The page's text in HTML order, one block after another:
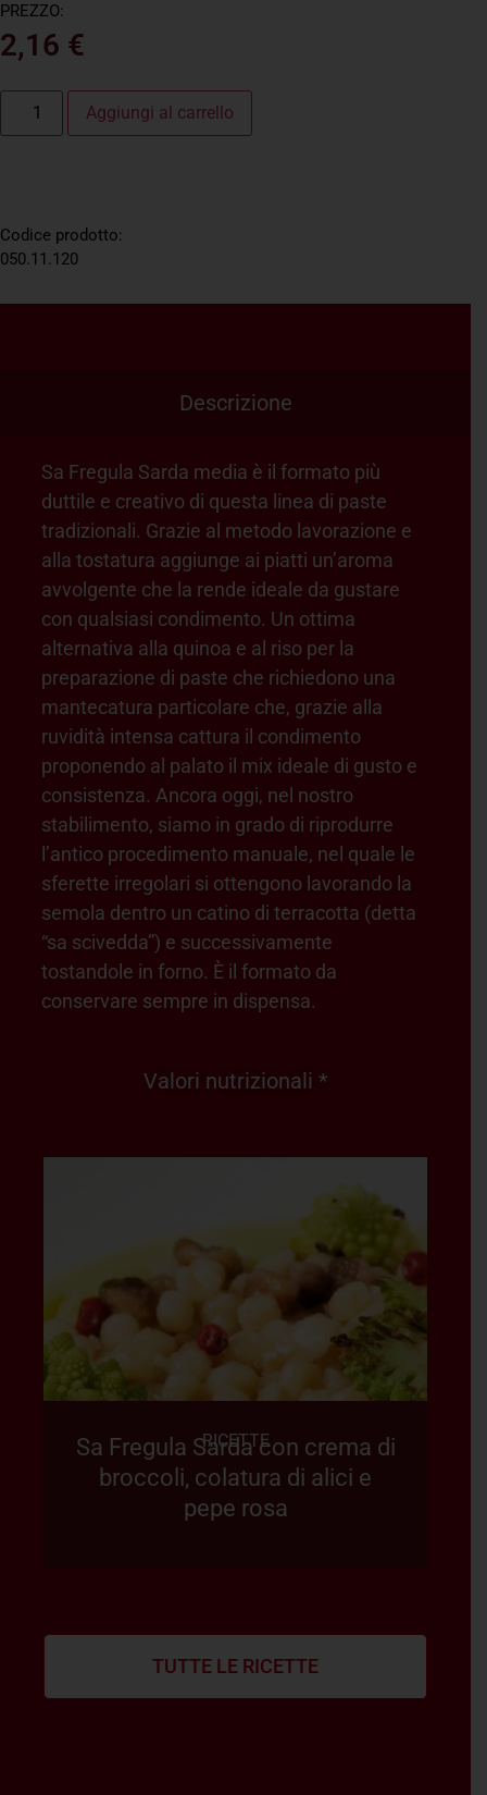
PREZZO:
2,16 €
Aggiungi al carrello
Codice prodotto:
050.11.120
Descrizione
Valori nutrizionali *
Sa Fregula Sarda media è il formato più
duttile e creativo di questa linea di paste
tradizionali. Grazie al metodo lavorazione e
alla tostatura aggiunge ai piatti un’aroma
avvolgente che la rende ideale da gustare
con qualsiasi condimento. Un ottima
alternativa alla quinoa e al riso per la
preparazione di paste che richiedono una
mantecatura particolare che, grazie alla
ruvidità intensa cattura il condimento
proponendo al palato il mix ideale di gusto e
consistenza. Ancora oggi, nel nostro
stabilimento, siamo in grado di riprodurre
l’antico procedimento manuale, nel quale le
sferette irregolari si ottengono lavorando la
semola dentro un catino di terracotta (detta
“sa scivedda”) e successivamente
tostandole in forno. È il formato da
conservare sempre in dispensa.
RICETTE
Sa Fregula Sarda con crema di
broccoli, colatura di alici e
pepe rosa
TUTTE LE RICETTE